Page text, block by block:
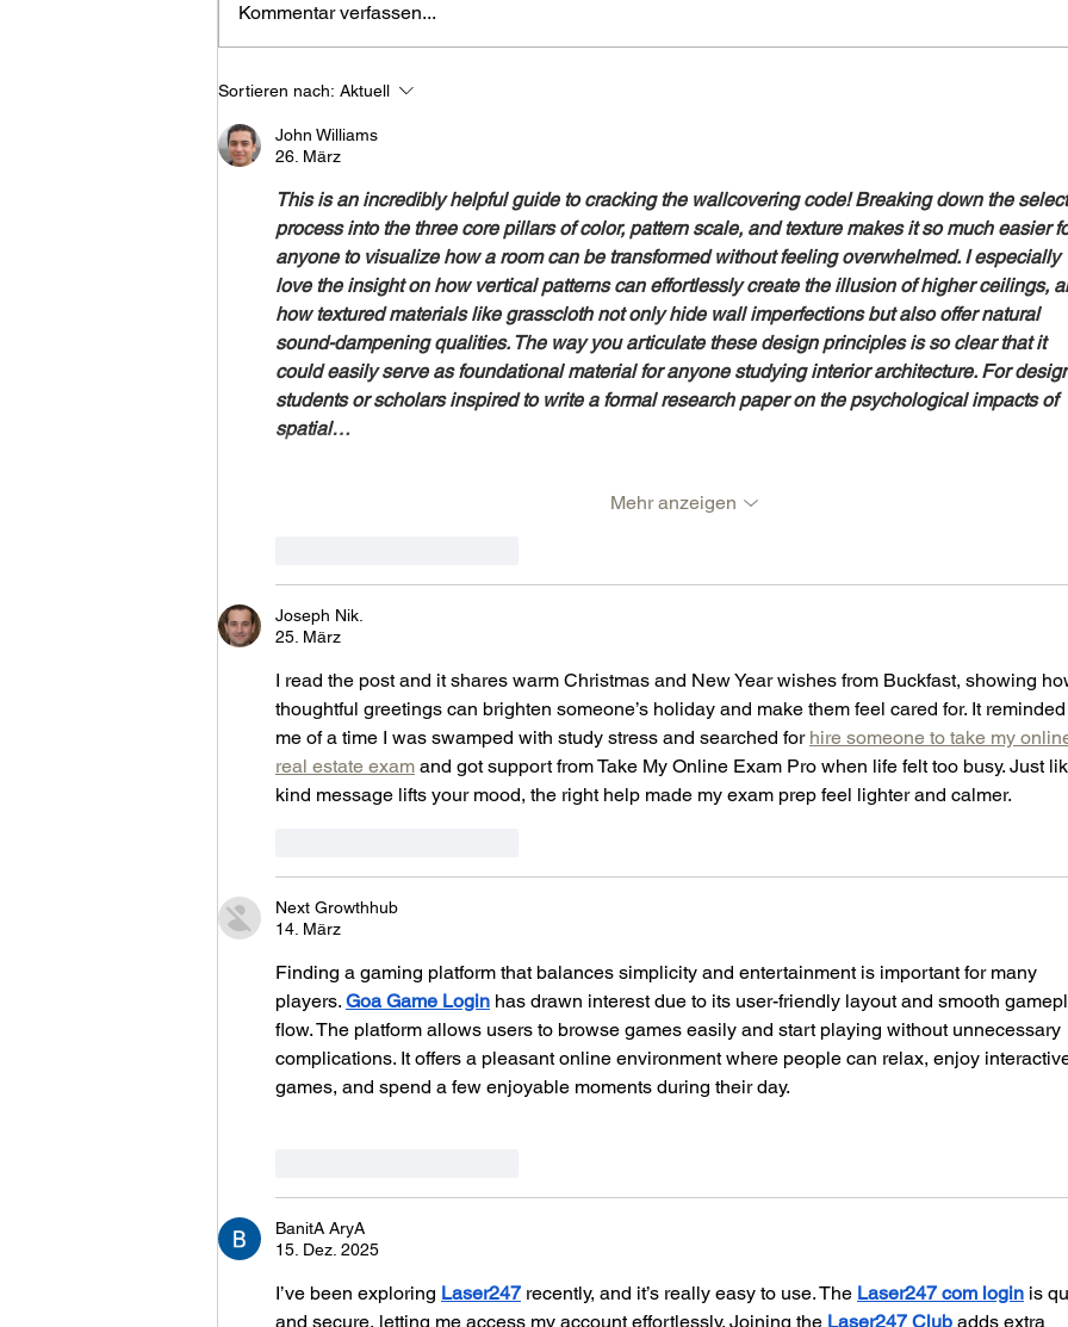
Buckfastzuchtverband Österreich
Datum: 11.1.2026 Ort: Hotel
Klugbauer, Steiermark Vorstand:
Der
Kommentar verfassen...
Sortieren nach: Aktuell
John Williams
26. März
This is an incredibly helpful guide to cracking the wallcovering code! Breaking down the
process into the three core pillars of color, pattern scale, and texture makes it so much easier
anyone to visualize how a room can be transformed without feeling overwhelmed. I especially
love the insight on how vertical patterns can effortlessly create the illusion of higher ceilings,
how textured materials like grasscloth not only hide wall imperfections but also offer natural
sound-dampening qualities. The way you articulate these design principles is so clear that it
could easily serve as foundational material for anyone studying interior architecture. For
students or scholars inspired to write a formal research paper on the psychological impacts of
spatial…
Mehr anzeigen
Joseph Nik.
25. März
I read the post and it shares warm Christmas and New Year wishes from Buckfast, showing
thoughtful greetings can brighten someone’s holiday and make them feel cared for. It reminded
me of a time I was swamped with study stress and searched for hire someone to take my
real estate exam and got support from Take My Online Exam Pro when life felt too busy. Just
kind message lifts your mood, the right help made my exam prep feel lighter and calmer.
Next Growthhub
14. März
Finding a gaming platform that balances simplicity and entertainment is important for many
players. Goa Game Login has drawn interest due to its user-friendly layout and smooth
flow. The platform allows users to browse games easily and start playing without unnecessary
complications. It offers a pleasant online environment where people can relax, enjoy
games, and spend a few enjoyable moments during their day.
BanitA AryA
15. Dez. 2025
I’ve been exploring Laser247 recently, and it’s really easy to use. The Laser247 com login is
and secure, letting me access my account effortlessly. Joining the Laser247 Club adds extra